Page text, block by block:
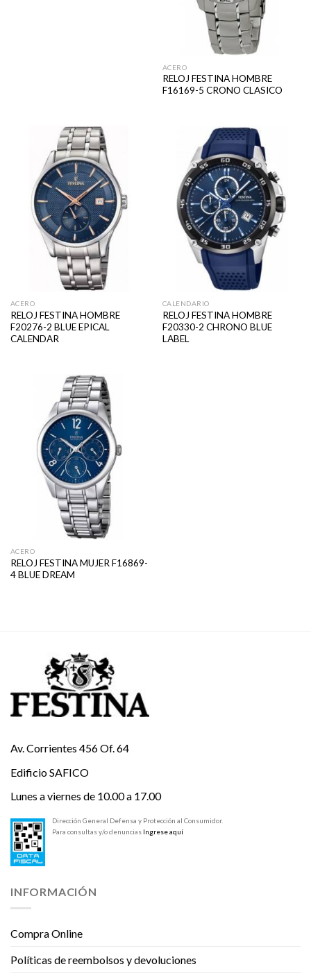
ACERO
RELOJ FESTINA HOMBRE
F16169-5 CRONO CLASICO
ACERO
RELOJ FESTINA HOMBRE
F20276-2 BLUE EPICAL
CALENDAR
CALENDARIO
RELOJ FESTINA HOMBRE
F20330-2 CHRONO BLUE
LABEL
ACERO
RELOJ FESTINA MUJER F16869-
4 BLUE DREAM
Av. Corrientes 456 Of. 64
Edificio SAFICO
Lunes a viernes de 10.00 a 17.00
Dirección General Defensa y Protección al Consumidor.
Para consultas y/o denuncias Ingrese aquí
INFORMACIÓN
Compra Online
Políticas de reembolsos y devoluciones